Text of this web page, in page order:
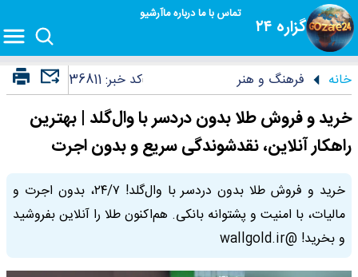
گزاره ۲۴
تماس با مادرباره ماآرشیو
خانه فرهنگ و هنر کد خبر:36811
خرید و فروش طلا بدون دردسر با وال‌گلد | بهترین
راهکار آنلاین، نقدشوندگی سریع و بدون اجرت
خرید و فروش طلا بدون دردسر با وال‌گلد! ۲۴/۷، بدون اجرت و
مالیات، با امنیت و پشتوانه بانکی. هم‌اکنون طلا را آنلاین بفروشید
و بخرید! @wallgold.ir